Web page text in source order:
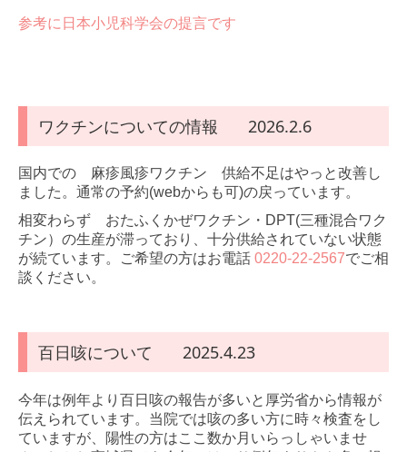
参考に日本小児科学会の提言です
ワクチンについての情報 2026.2.6
国内での 麻疹風疹ワクチン 供給不足はやっと改善し
ました。通常の予約(webからも可)の戻っています。
相変わらず おたふくかぜワクチン・DPT(三種混合ワク
チン）の生産が滞っており、十分供給されていない状態
が続ています。ご希望の方はお電話 0220-22-2567でご相
談ください。
百日咳について 2025.4.23
今年は例年より百日咳の報告が多いと厚労省から情報が
伝えられています。当院では咳の多い方に時々検査をし
ていますが、陽性の方はここ数か月いらっしゃいませ